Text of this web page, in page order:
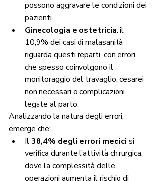
possono aggravare le condizioni dei
pazienti.
Ginecologia e ostetricia: il
10,9% dei casi di malasanità
riguarda questi reparti, con errori
che spesso coinvolgono il
monitoraggio del travaglio, cesarei
non necessari o complicazioni
legate al parto.
Analizzando la natura degli errori,
emerge che:
Il 38,4% degli errori medici si
verifica durante l’attività chirurgica,
dove la complessità delle
operazioni aumenta il rischio di